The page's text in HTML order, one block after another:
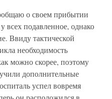
о своем прибытии
всех подавленное, однако
Ввиду тактической
необходимость
можно скорее, поэтому
дополнительные
успел вовремя